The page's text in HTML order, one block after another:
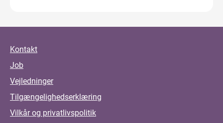
Kontakt
Job
Vejledninger
Tilgængelighedserklæring
Vilkår og privatlivspolitik